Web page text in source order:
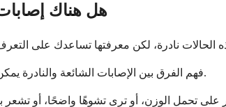
هل هناك
فهم الفرق بين الإصابات الشائعة والنادرة يمكن أن يريح بالك مع إبقائك متيقظًا بشكل مناسب.
تحمل الوزن، أو ترى تشوهًا واضحًا، أو